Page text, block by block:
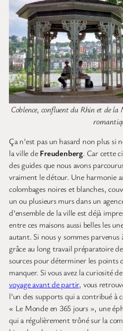
Coblence, confluent du Rhin et de la
Ça n’est pas un hasard non plus si
la ville deFreudenberg. Car cette
des guides que nous avons
vraiment le détour. Une harmonie
colombages noires et blanches,
un ou plusieurs murs dans un
d’ensemble de la ville est déjà
entre ces maisons aussi belles les
autant. Si nous y sommes
grâce au long travail préparatoire
sources pour déterminer les points
manquer. Si vous avez la curiosité
voyage avant de partir, vous
l’un des supports qui a contribué à
« Le Monde en 365 jours », une
qui a régulièrement trôné sur la